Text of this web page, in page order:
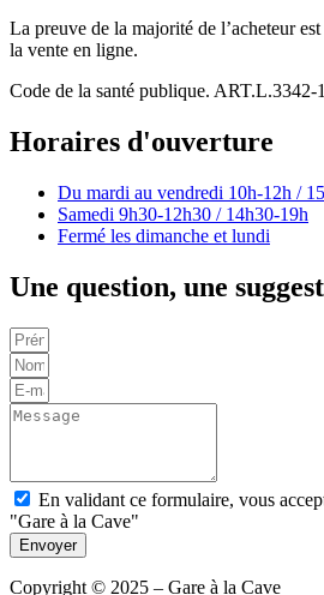
La preuve de la majorité de l’acheteur
la vente en ligne.
Code de la santé publique. ART.L.3342-
Horaires d'ouverture
Du mardi au vendredi 10h-12h /
Samedi 9h30-12h30 / 14h30-19h
Fermé les dimanche et lundi
Une question, une
En validant ce formulaire, vous
"Gare à la Cave"
Envoyer
Copyright © 2025 – Gare à la Cave